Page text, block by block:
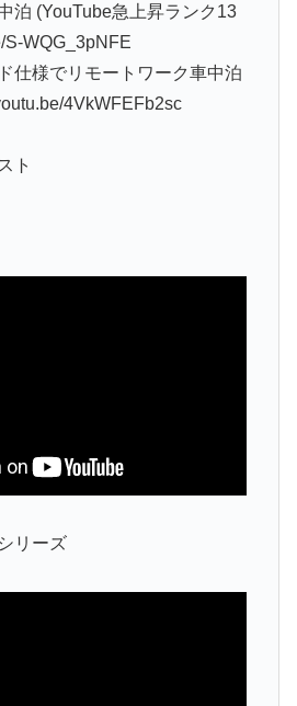
泊 (YouTube急上昇ランク13
S-WQG_3pNFE
仕様でリモートワーク車中泊
4VkWFEFb2sc
ト
リーズ